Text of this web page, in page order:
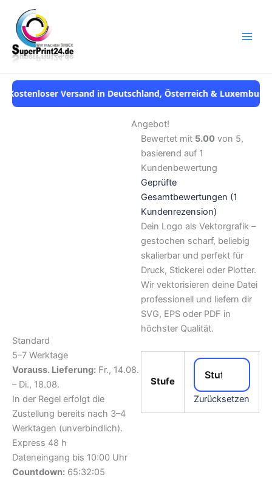
Inhalt
springen
Versand in Deutschland, Österreich & Luxemburg•Telefonische
Angebot!
Bewertet mit 5.00 von 5,
basierend auf 1
Kundenbewertung
Geprüfte
Gesamtbewertungen (1
Kundenrezension)
Dein Logo als Vektorgrafik –
gestochen scharf, beliebig
skalierbar und perfekt für
Druck, Stickerei oder Plotter.
Wir vektorisieren deine Datei
professionell und liefern dir
SVG, EPS oder PDF in
höchster Qualität.
Stufe
Zurücksetzen
Druck,
Stick
&
Werbetechnik
Menge
Standard
5–7 Werktage
Vorauss. Lieferung: Fr., 14.08.
– Di., 18.08.
In der Regel erfolgt die
Zustellung bereits nach 3–4
Werktagen (unverbindlich).
Express 48 h
Dateneingang bis 10:00 Uhr
Countdown: 65:32:04